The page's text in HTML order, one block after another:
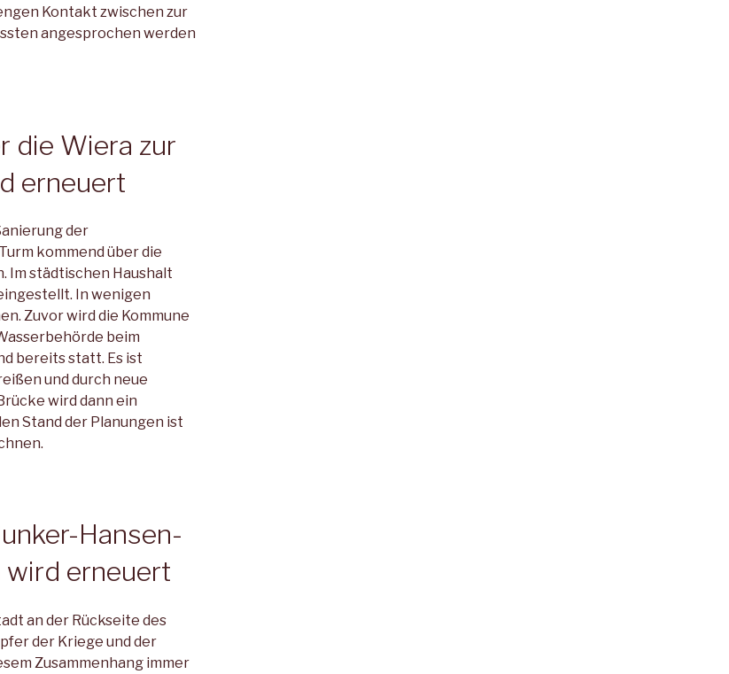
Kontakt zwischen zur
angesprochen werden
die Wiera zur
erneuert
der
kommend über die
Im städtischen Haushalt
In wenigen
Zuvor wird die Kommune
beim
bereits statt. Es ist
und durch neue
wird dann ein
Stand der Planungen ist
Hansen-
wird erneuert
an der Rückseite des
der Kriege und der
Zusammenhang immer